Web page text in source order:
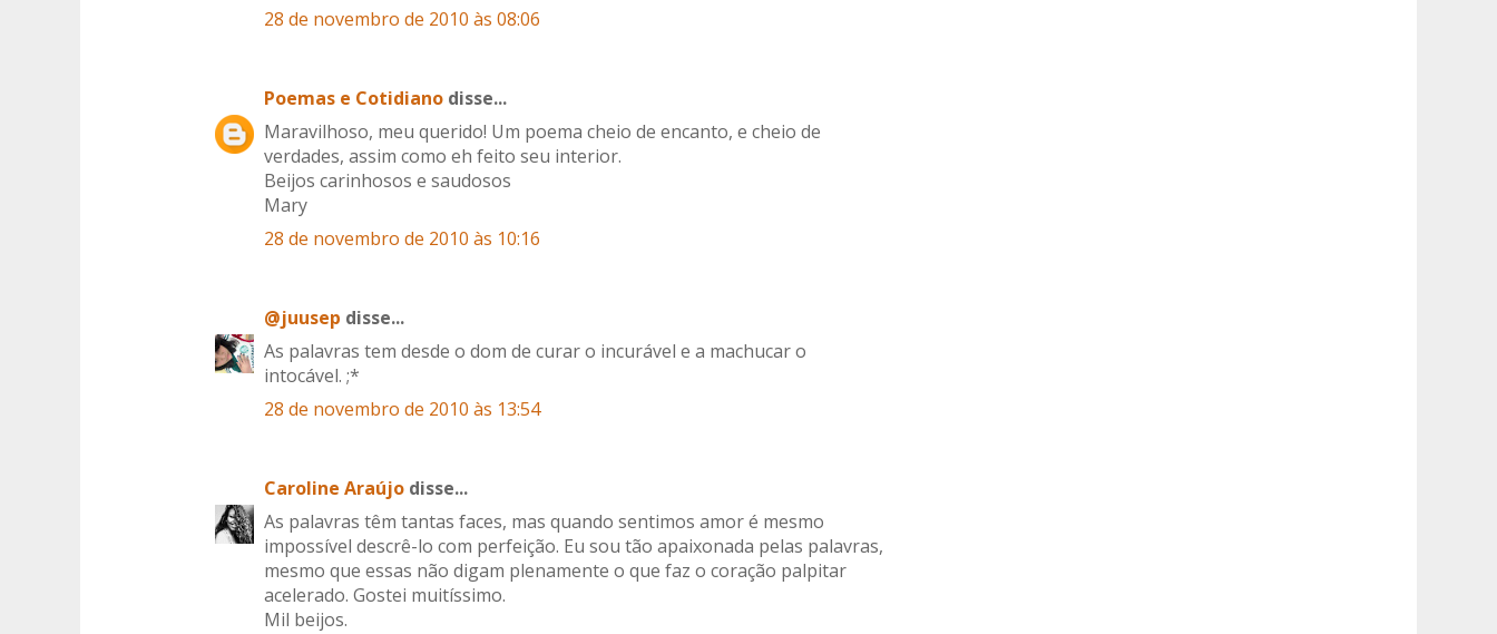
28 de novembro de 2010 às 08:06
Poemas e Cotidiano disse...
Maravilhoso, meu querido! Um poema cheio de encanto, e cheio de
verdades, assim como eh feito seu interior.
Beijos carinhosos e saudosos
Mary
28 de novembro de 2010 às 10:16
@juusep disse...
As palavras tem desde o dom de curar o incurável e a machucar o
intocável. ;*
28 de novembro de 2010 às 13:54
Caroline Araújo disse...
As palavras têm tantas faces, mas quando sentimos amor é mesmo
impossível descrê-lo com perfeição. Eu sou tão apaixonada pelas palavras,
mesmo que essas não digam plenamente o que faz o coração palpitar
acelerado. Gostei muitíssimo.
Mil beijos.